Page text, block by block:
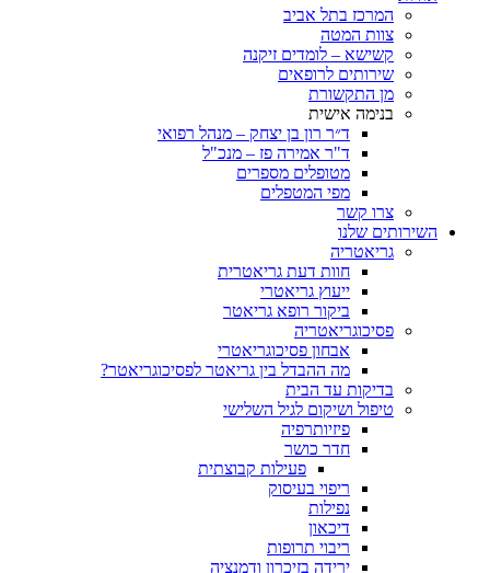
המרכז בתל אביב
צוות המטה
קשישא – לומדים זיקנה
שירותים לרופאים
מן התקשורת
בנימה אישית
ד״ר רון בן יצחק – מנהל רפואי
ד"ר אמירה פז – מנכ"ל
מטופלים מספרים
מפי המטפלים
שלנו
גריאטריה
חוות דעת גריאטרית
ייעוץ גריאטרי
ביקור רופא גריאטר
פסיכוגריאטריה
אבחון פסיכוגריאטרי
מה ההבדל בין גריאטר לפסיכוגריאטר?
בדיקות עד הבית
טיפול ושיקום לגיל השלישי
פיזיותרפיה
חדר כושר
פעילות קבוצתית
ריפוי בעיסוק
ריבוי תרופות
ירידה בזיכרון ודמנציה